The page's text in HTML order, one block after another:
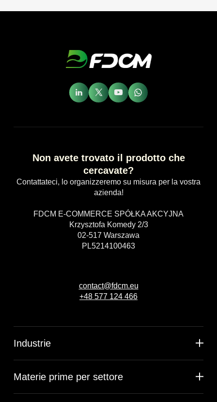
Non avete trovato il prodotto che
cercavate?
Contattateci, lo organizzeremo su misura per la vostra
azienda!
FDCM E-COMMERCE SPÓŁKA AKCYJNA
Krzysztofa Komedy 2/3
02-517 Warszawa
PL5214100463
contact@fdcm.eu
+48 577 124 466
Industrie
Materie prime per settore